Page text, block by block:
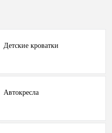
Детские кроватки
Автокресла